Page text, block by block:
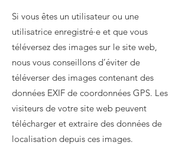
Si vous êtes un utilisateur ou une
utilisatrice enregistré·e et que vous
téléversez des images sur le site web,
nous vous conseillons d’éviter de
téléverser des images contenant des
données EXIF de coordonnées GPS. Les
visiteurs de votre site web peuvent
télécharger et extraire des données de
localisation depuis ces images.